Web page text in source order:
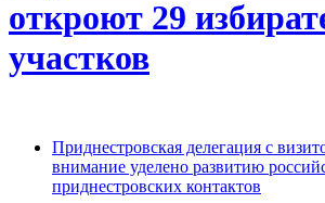
откроют 29
участков
Приднестровская делегация с
внимание уделено развитию
приднестровских контактов